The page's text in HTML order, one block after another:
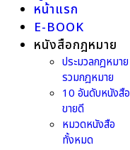
หน้าแรก
E-BOOK
หนังสือกฎหมาย
ประมวลกฎหมาย
รวมกฎหมาย
10 อันดับหนังสือ
ขายดี
หมวดหนังสือ
ทั้งหมด